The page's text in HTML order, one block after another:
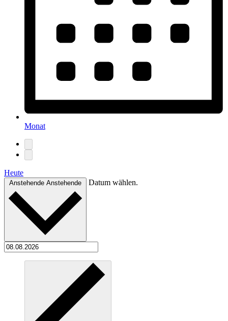
Monat
Heute
Anstehende Anstehende Datum wählen.